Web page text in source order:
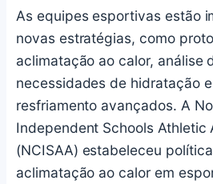
As equipes esportivas estão
novas estratégias, como
aclimatação ao calor, análise
necessidades de hidratação
resfriamento avançados. A
Independent Schools Athletic
(NCISAA) estabeleceu
aclimatação ao calor em